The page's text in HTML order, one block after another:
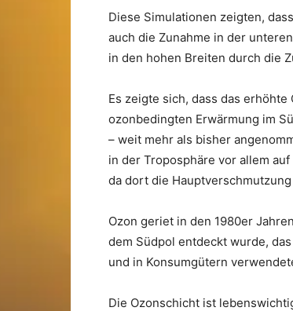
Diese Simulationen zeigten,
auch die Zunahme in der
in den hohen Breiten durch die
Es zeigte sich, dass das
ozonbedingten Erwärmung im
– weit mehr als bisher
in der Troposphäre vor allem
da dort die
Ozon geriet in den 1980er
dem Südpol entdeckt wurde,
und in Konsumgütern
Die Ozonschicht ist